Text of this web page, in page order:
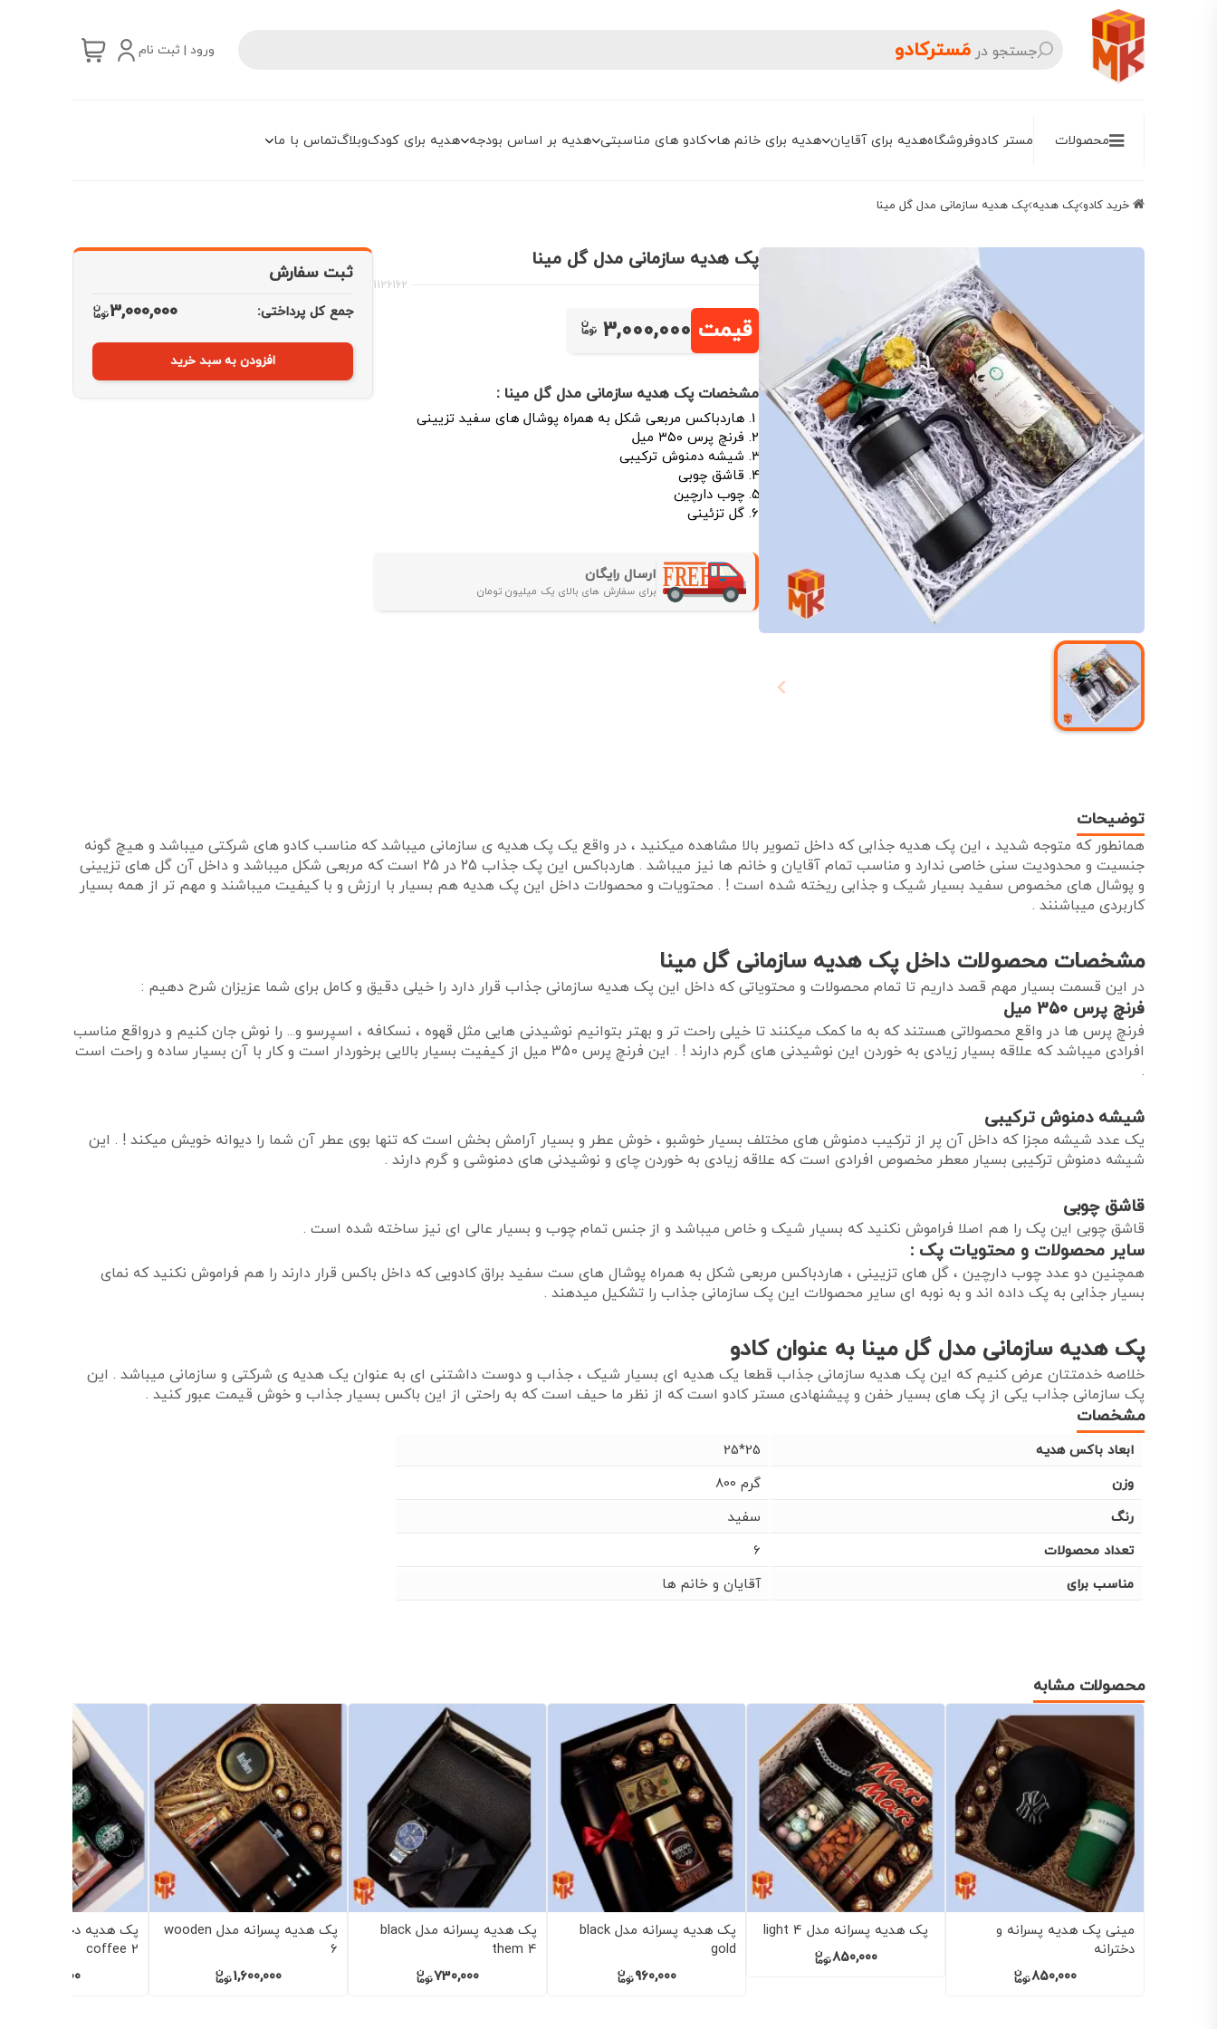
جستجو درمَسترکادو ورود | ثبت نام
محصولات مستر کادوفروشگاههدیه برای آقایان هدیه برای خانم ها کادو های مناسبتی هدیه بر اساس بودجه هدیه برای کودکوبلاگتماس با ما
پک هدیه پک هدیه سازمانی مدل گل مینا
پک هدیه سازمانی مدل گل مینا
1126162
قیمت 3,000,000
مشخصات پک هدیه سازمانی مدل گل مینا :
هاردباکس مربعی شکل به همراه پوشال های سفید تزیینی
فرنچ پرس ۳۵۰ میل
شیشه دمنوش ترکیبی
قاشق چوبی
چوب دارچین
گل تزئینی
ارسال رایگان
برای سفارش های بالای یک میلیون تومان
ثبت سفارش
جمع کل پرداختی: 3,000,000
افزودن به سبد خرید
توضیحات
همانطور که متوجه شدید ، این پک هدیه جذابی که داخل تصویر بالا مشاهده میکنید ، در واقع یک پک هدیه ی سازمانی میباشد که مناسب کادو های شرکتی میباشد و هیچ گونه
جنسیت و محدودیت سنی خاصی ندارد و مناسب تمام آقایان و خانم ها نیز میباشد . هاردباکس این پک جذاب 25 در 25 است که مربعی شکل میباشد و داخل آن گل های تزیینی
و پوشال های مخصوص سفید بسیار شیک و جذابی ریخته شده است ! . محتویات و محصولات داخل این پک هدیه هم بسیار با ارزش و با کیفیت میباشند و مهم تر از همه بسیار
کاربردی میباشنند .
مشخصات محصولات داخل پک هدیه سازمانی گل مینا
در این قسمت بسیار مهم قصد داریم تا تمام محصولات و محتویاتی که داخل این پک هدیه سازمانی جذاب قرار دارد را خیلی دقیق و کامل برای شما عزیزان شرح دهیم :
فرنچ پرس 350 میل
فرنچ پرس ها در واقع محصولاتی هستند که به ما کمک میکنند تا خیلی راحت تر و بهتر بتوانیم نوشیدنی هایی مثل قهوه ، نسکافه ، اسپرسو و... را نوش جان کنیم و درواقع مناسب
افرادی میباشد که علاقه بسیار زیادی به خوردن این نوشیدنی های گرم دارند ! . این فرنچ پرس 350 میل از کیفیت بسیار بالایی برخوردار است و کار با آن بسیار ساده و راحت است
.
شیشه دمنوش ترکیبی
یک عدد شیشه مجزا که داخل آن پر از ترکیب دمنوش های مختلف بسیار خوشبو ، خوش عطر و بسیار آرامش بخش است که تنها بوی عطر آن شما را دیوانه خویش میکند ! . این
شیشه دمنوش ترکیبی بسیار معطر مخصوص افرادی است که علاقه زیادی به خوردن چای و نوشیدنی های دمنوشی و گرم دارند .
قاشق چوبی
قاشق چوبی این پک را هم اصلا فراموش نکنید که بسیار شیک و خاص میباشد و از جنس تمام چوب و بسیار عالی ای نیز ساخته شده است .
سایر محصولات و محتویات پک :
همچنین دو عدد چوب دارچین ، گل های تزیینی ، هاردباکس مربعی شکل به همراه پوشال های ست سفید براق کادویی که داخل باکس قرار دارند را هم فراموش نکنید که نمای
بسیار جذابی به پک داده اند و به نوبه ای سایر محصولات این پک سازمانی جذاب را تشکیل میدهند .
پک هدیه سازمانی مدل گل مینا به عنوان کادو
خلاصه خدمتتان عرض کنیم که این پک هدیه سازمانی جذاب قطعا یک هدیه ای بسیار شیک ، جذاب و دوست داشتنی ای به عنوان یک هدیه ی شرکتی و سازمانی میباشد . این
پک سازمانی جذاب یکی از پک های بسیار خفن و پیشنهادی مستر کادو است که از نظر ما حیف است که به راحتی از این باکس بسیار جذاب و خوش قیمت عبور کنید .
مشخصات
25*25
ابعاد باکس هدیه
800 گرم
وزن
سفید
رنگ
6
تعداد محصولات
آقایان و خانم ها
مناسب برای
محصولات مشابه
پک هدیه پسرانه مدل black
them 4
730,000
پک هدیه پسرانه مدل wooden
پک هدیه دخترانه و پسرانه مدل
coffee 2
730,000
پک هدیه پسرانه مدل leather
پک هدیه دخترانه مدل red
theme
675,000
theme
1,250,000